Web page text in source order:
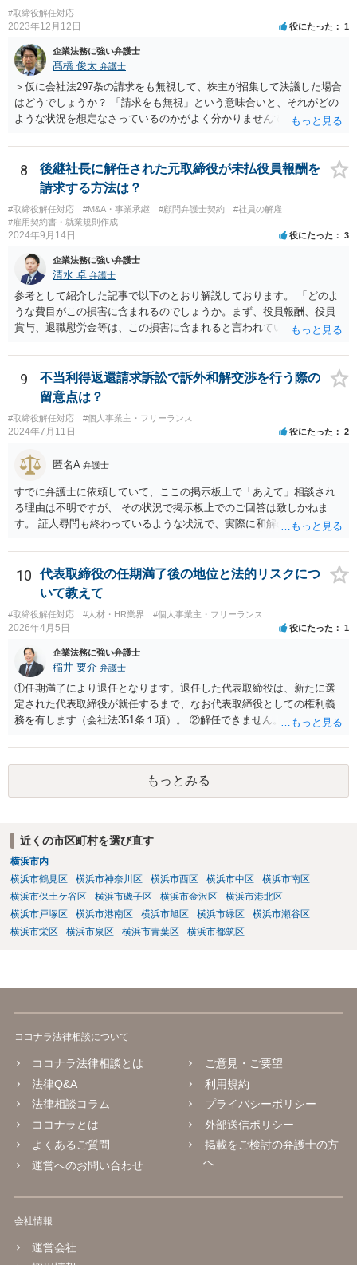
#取締役解任対応
2023年12月12日 役にたった 1
企業法務に強い弁護士
髙橋 俊太 弁護士
＞仮に会社法297条の請求をも無視して、株主が招集して決議した場合
はどうでしょうか？ 「請求をも無視」という意味合いと、それがどの
ような状況を想定なさっているのかがよく分かりませんでしたが、株
象になるのではないかと思われます。
8
後継社長に解任された元取締役が未払役員報酬を
請求する方法は？
#取締役解任対応 #M&A・事業承継 #顧問弁護士契約
#社員の解雇
#雇用契約書・就業規則作成
2024年9月14日 役にたった 3
企業法務に強い弁護士
清水 卓 弁護士
参考として紹介した記事で以下のとおり解説しております。 「どのよ
うな費目がこの損害に含まれるのでしょうか。まず、役員報酬、役員
賞与、退職慰労金等は、この損害に含まれると言われています。また
質の金員と判断されれば、損害に含まれる可能性があります。 慰謝料
や弁護士費用については、これらの損害に含まれないと述べる裁判例
もありますが、含まれるとする見解もあり、争いがあるところです
（なお、含まれないとしても、民法の不法行為などの別の法律構成で
賠償請求される可能性もあります）。」 → このように、法律構成の工
夫等次第では、慰謝料請求の余地もあるのですが、あなたのケースで
は、不法行為構成で請求しようとすると、３年の消滅時効の壁に阻ま
れるリスクがあるため、慰謝料請求までは難しいかもしれません。
損害のメイン部分は役員報酬の部分かと思われます。会社法第３３９
条２項の損害賠償責任の法的性質について、法律により設けられた特
別の責任（法定責任）と解する立場であっても、時効期間の観点から
は、早めに請求行動を試みる等の対策を講じておくべきかと思いま
す。 この掲示板での私からの回答はこれで終わりにさせていただぎ
す。より詳しくは、証拠を持参の上、法律事務所に赴いて弁護士に直
接相談•依頼してみることをご検討下さい。
9
不当利得返還請求訴訟で訴外和解交渉を行う際の
留意点は？
#取締役解任対応 #個人事業主・フリーランス
2024年7月11日 役にたった 2
匿名A 弁護士
すでに弁護士に依頼していて、ここの掲示板上で「あえて」相談され
る理由は不明ですが、 その状況で掲示板上でのご回答は致しかねま
す。 証人尋問も終わっているような状況で、実際に和解のお話も進ん
えになられたい理由、原告側の温度感、裁判の流れ、判決となったと
きの見通しなどの事情を排除して、和解に関する要求の妥当性を部分
的にのみ責任を持って判断することはできません。 セカンドオピニオ
ンをご希望であれば、掲示板上で漠然と質問されるよりも、 実際に訴
訟に関する資料や経緯を踏まえて、直接弁護士事務所にてご相談され
る方が良いかと思います。
10
代表取締役の任期満了後の地位と法的リスクにつ
いて教えて
#取締役解任対応 #人材・HR業界 #個人事業主・フリーランス
2026年4月5日 役にたった 1
企業法務に強い弁護士
稲井 要介 弁護士
①任期満了により退任となります。退任した代表取締役は、新たに選
定された代表取締役が就任するまで、なお代表取締役としての権利義
務を有します（会社法351条１項）。 ②解任できません。 ③金融機関
可能性があります。また、権利義務代表取締役であっても、第三者か
ら損害賠償請求を受けるリスクがあります（会社法429条１項）。
もっとみる
近くの市区町村を選び直す
横浜市内
横浜市鶴見区
横浜市神奈川区 横浜市西区 横浜市中区
横浜市南区
横浜市保土ケ谷区
横浜市磯子区 横浜市金沢区
横浜市港北区
横浜市戸塚区
横浜市港南区 横浜市旭区 横浜市緑区
横浜市瀬谷区
横浜市栄区
横浜市泉区 横浜市青葉区 横浜市都筑区
ココナラ法律相談について
ココナラ法律相談とは
法律Q&A
法律相談コラム
ココナラとは
よくあるご質問
運営へのお問い合わせ
ご意見・ご要望
利用規約
プライバシーポリシー
外部送信ポリシー
掲載をご検討の弁護士の方
へ
会社情報
運営会社